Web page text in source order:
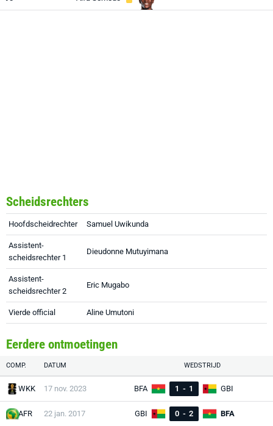
Scheidsrechters
Hoofdscheidrechter Samuel Uwikunda
Assistent-
scheidsrechter 1
Dieudonne Mutuyimana
Assistent-
scheidsrechter 2
Eric Mugabo
Vierde official Aline Umutoni
Eerdere ontmoetingen
COMP. DATUM WEDSTRIJD
WKK 17 nov. 2023 BFA 1 - 1 GBI
AFR 22 jan. 2017 GBI 0 - 2 BFA